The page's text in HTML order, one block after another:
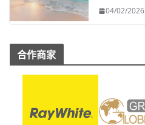
04/02/2026
合作商家